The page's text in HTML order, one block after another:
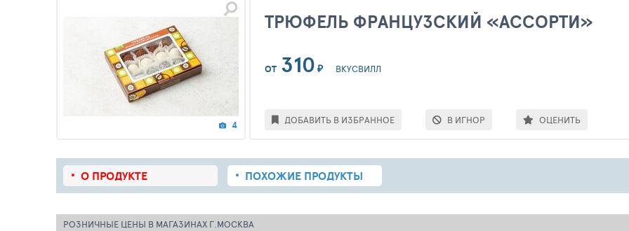
ТРЮФЕЛЬ ФРАНЦУЗСКИЙ «АССОРТИ»
4
ОТ 310 ₽ ВКУСВИЛЛ
ДОБАВИТЬ В ИЗБРАННОЕ В ИГНОР ОЦЕНИТЬ
О ПРОДУКТЕ ПОХОЖИЕ ПРОДУКТЫ
РОЗНИЧНЫЕ ЦЕНЫ В МАГАЗИНАХ Г.МОСКВА